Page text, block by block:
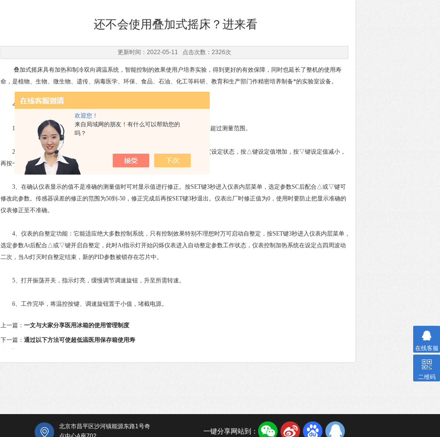
欢迎您！
来自局域网的朋友！有什么可以帮助您的
吗？
还不会使用叠加式摇床？进来看
更新时间：2022-05-11 点击次数：2326次
叠加式摇床具有加热和制冷双向调温系统，智能控制的效果使用户培养实验，得到更好的有效保障，同时也延长了整机的使用寿
命，是植物、生物、微生物、遗传、病毒医学、环保、食品、石油、化工等科研、教育和生产部门作精密培养制备*的实验室设备。
今天咱们来了解一下叠加式摇床的正确使用方法：
1、开启电源，约一分钟自检结束。若显示“000”则说明传感器开路或输入信号超过测量范围。
2、按SET键可设定温度，按SET键至敛码管下排数据闪动，表示仪表进入温度设定状态，按△键设定值增加，按▽键设定值减小，
再按一下SET键仪表回到正常工作状态温度设定完毕。
3、在确认仪表显示的值不是准确的测量值时可对显示值进行修正。按SET键3秒进入仪表内层菜单，选定参数SC后配合△或▽键可
修改此参数。传感器误差的修正的范围为50到-50，修正完成后再按SET键3秒退出。仪表出厂时修正值为0，使用时要防止把显示准确的
仪表修正至不准确。
4、仪表的自整定功能：它能适应绝大多数控制系统，只有控制效果特别不理想时万可启动自整定，按SET键3秒进入仪表内层菜单，
选定参数At后配合△或▽键开启自整定，此时At指示灯开始闪烁仪表进入自动整定参数工作状态，仪表控制加热系统在设定点四周波动
二次，当At灯灭时自整定结束，新的PID参数被锁存在芯片中。
5、打开振荡开关，指示灯亮，缓慢调节调速旋钮，升至所需转速。
6、工作完毕，将温控按键、调速旋钮置于小值，堵截电源。
上一篇： 一文与大家分享医用冰箱的使用管理制度
下一篇： 通过以下方法可使超低温医用保存箱使用寿
北京市昌平区沙河镇能源东路1号奇
一键分享网站到：
在线客服
二维码